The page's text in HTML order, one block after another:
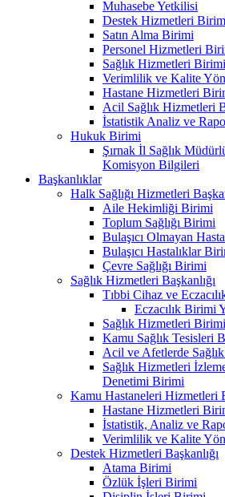
Muhasebe Yetkilisi
Destek Hizmetleri
Satın Alma Birimi
Personel Hizmetleri
Sağlık Hizmetleri Birimi
Verimlilik ve Kalite
Hastane Hizmetleri
Acil Sağlık Hizmetleri
İstatistik Analiz ve
Hukuk Birimi
Şırnak İl Sağlık
Komisyon Bilgileri
Başkanlıklar
Halk Sağlığı Hizmetleri
Aile Hekimliği Birimi
Toplum Sağlığı Birimi
Bulaşıcı Olmayan
Bulaşıcı Hastalıklar
Çevre Sağlığı Birimi
Sağlık Hizmetleri Başkanlığı
Tıbbi Cihaz ve
Eczacılık Birimi
Sağlık Hizmetleri Birimi
Kamu Sağlık Tesisleri
Acil ve Afetlerde
Sağlık Hizmetleri
Denetimi Birimi
Kamu Hastaneleri Hizmetleri
Hastane Hizmetleri
İstatistik, Analiz ve
Verimlilik ve Kalite
Destek Hizmetleri Başkanlığı
Atama Birimi
Özlük İşleri Birimi